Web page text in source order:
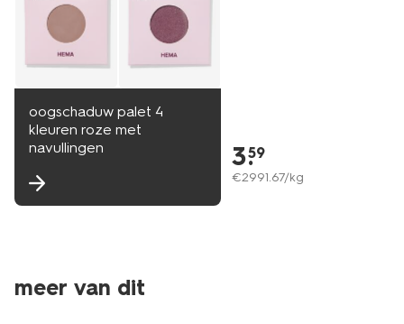
oogschaduw palet 4
kleuren roze met
navullingen
3.
59
€2991.67/kg
meer van dit
vegan